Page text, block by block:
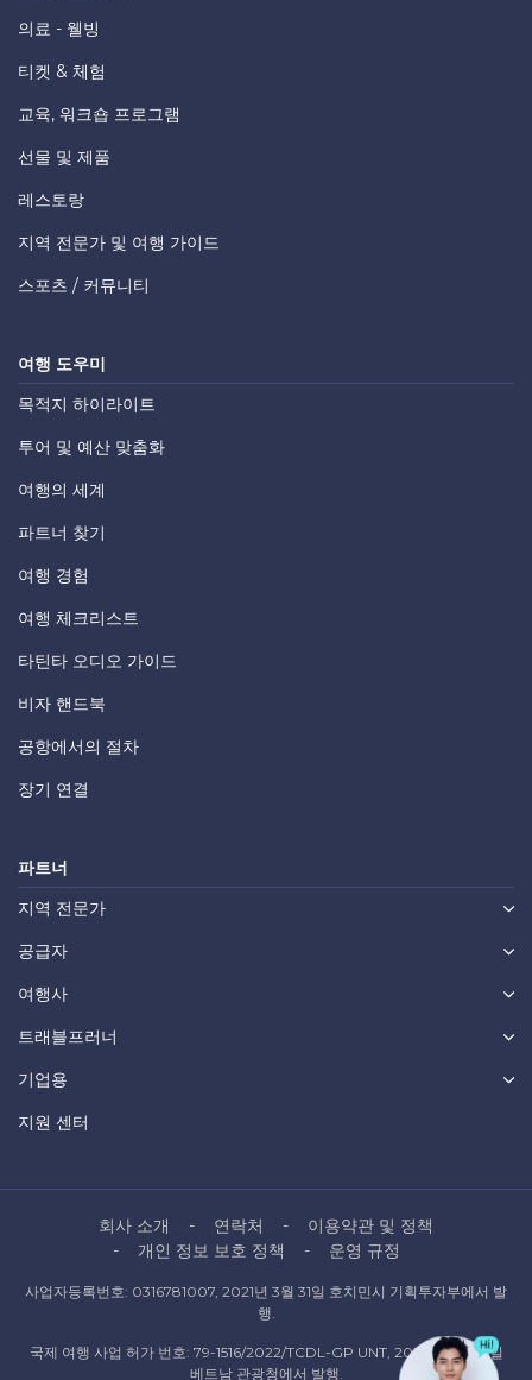
의료 - 웰빙
티켓 & 체험
교육, 워크숍 프로그램
선물 및 제품
레스토랑
지역 전문가 및 여행 가이드
스포츠 / 커뮤니티
여행 도우미
목적지 하이라이트
투어 및 예산 맞춤화
여행의 세계
파트너 찾기
여행 경험
여행 체크리스트
타틴타 오디오 가이드
비자 핸드북
공항에서의 절차
장기 연결
파트너
지역 전문가
공급자
여행사
트래블프러너
기업용
지원 센터
회사 소개 연락처
이용약관 및 정책
개인 정보 보호 정책
운영 규정
사업자등록번호: 0316781007, 2021년 3월 31일 호치민시 기획투자부에서 발
행.
국제 여행 사업 허가 번호: 79-1516/2022/TCDL-GP UNT, 2022년 10월 6일
베트남 관광청에서 발행.